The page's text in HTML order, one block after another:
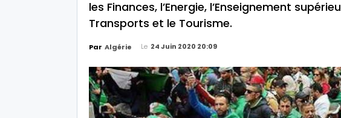
les Finances, l’Energie, l’Enseignement
Transports et le Tourisme.
Par Algérie Le 24 Juin 2020 20:09